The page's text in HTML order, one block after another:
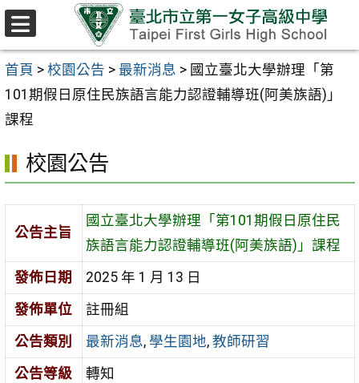
跳至主要內容區
首頁 > 校園公告 > 最新消息 > 國立臺北大學辦理「第
101期假日原住民族語言能力認證輔導班(阿美族語)」
課程
校園公告
公告主旨
國立臺北大學辦理「第101期假日原住民
族語言能力認證輔導班(阿美族語)」課程
發佈日期
2025 年 1 月 13 日
發佈單位
註冊組
公告類別
最新消息, 學生園地, 教師研習
公告等級
轉知
選
單